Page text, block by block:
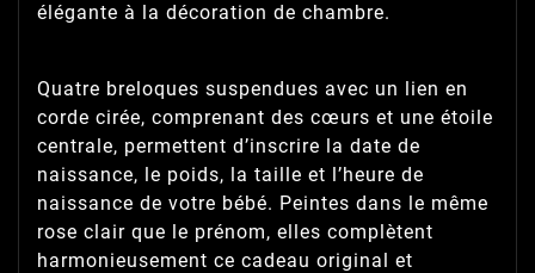
élégante à la décoration de chambre.
Quatre breloques suspendues avec un lien en
corde cirée, comprenant des cœurs et une étoile
centrale, permettent d’inscrire la date de
naissance, le poids, la taille et l’heure de
naissance de votre bébé. Peintes dans le même
rose clair que le prénom, elles complètent
harmonieusement ce cadeau original et